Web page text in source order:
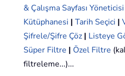
& Çalışma Sayfası Yöneticisi
Kütüphanesi | Tarih Seçici |
Şifrele/Şifre Çöz | Listeye
Süper Filtre | Özel Filtre
filtreleme...)...